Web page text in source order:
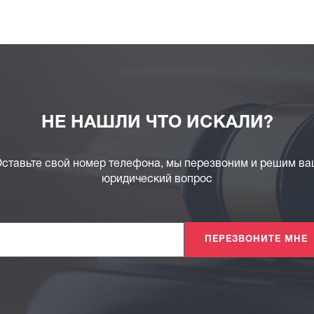
НЕ НАШЛИ ЧТО ИСКАЛИ?
свой номер телефона, мы перезвоним и решим
юридический вопрос
ПЕРЕЗВОНИТЕ МНЕ